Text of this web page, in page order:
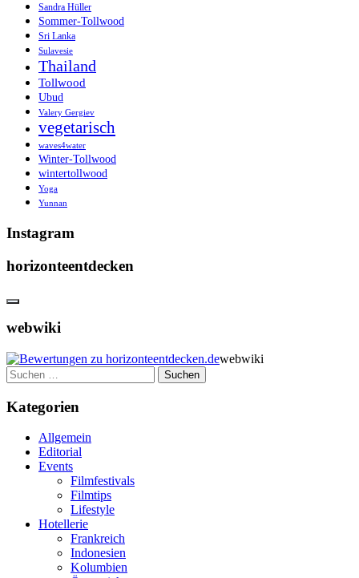
Sandra Hüller
Sommer-Tollwood
Sri Lanka
Sulavesie
Thailand
Tollwood
Ubud
Valery Gergiev
vegetarisch
waves4water
Winter-Tollwood
wintertollwood
Yoga
Yunnan
Instagram
horizonteentdecken
webwiki
webwiki
Suchen
nach:
Kategorien
Allgemein
Editorial
Events
Filmfestivals
Filmtips
Lifestyle
Hotellerie
Frankreich
Indonesien
Kolumbien